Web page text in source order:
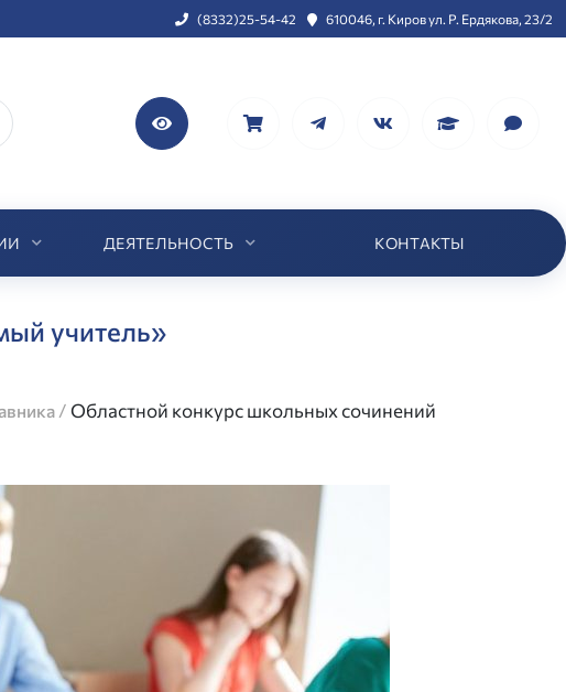
(8332)25-54-42 610046, г. Киров ул. Р. Ердякова, 23/2
ДЕЯТЕЛЬНОСТЬ КОНТАКТЫ
учитель»
/Областной конкурс школьных сочинений